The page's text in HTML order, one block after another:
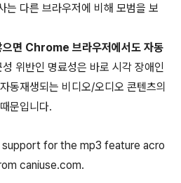
는 다른 브라우저에 비해 모범을 보
으면 Chrome 브라우저에서도 자동
성 위반인 명료성은 바로 시각 장애인
동재생되는 비디오/오디오 콘텐츠의
문입니다.
support for the mp3 feature acro
caniuse.com.